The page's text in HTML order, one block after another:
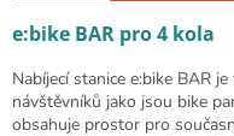
e:bike BAR pro 4 kola
Nabíjecí stanice e:bike BAR
návštěvníků jako jsou bike
obsahuje prostor pro